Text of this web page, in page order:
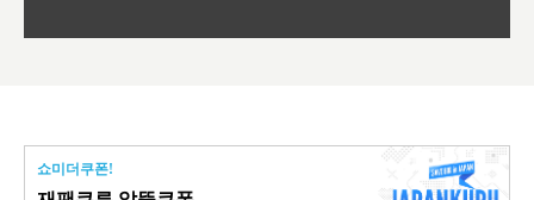
쇼미더쿠폰!